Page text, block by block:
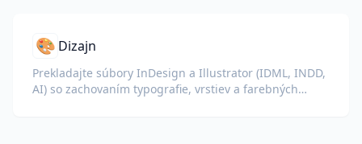
🎨 Dizajn
Prekladajte súbory InDesign a Illustrator (IDML, INDD,
AI) so zachovaním typografie, vrstiev a farebných